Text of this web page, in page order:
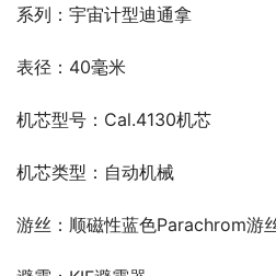
系列：宇宙计型迪通拿
表径：40毫米
机芯型号：Cal.4130机芯
机芯类型：自动机械
游丝：顺磁性蓝色Parachrom游